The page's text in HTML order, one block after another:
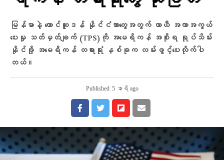
မြန်မာနဲ့ တောင်ဆူဒန် နိုင်ငံသားတွေအတွက် ယာယီ အကာအကွယ်
ပေးမှု သတ်မှတ်ချက် (TPS)ကို အမေရိကန် အစိုးရ ရုပ်သိမ်း
နိုင်ဖို့ အမေရိကန် တရားရုံး နှစ်ခုက လမ်းဖွင့်ပေးလိုက်ပါ
တယ်။
Published 5 နာရီ ago